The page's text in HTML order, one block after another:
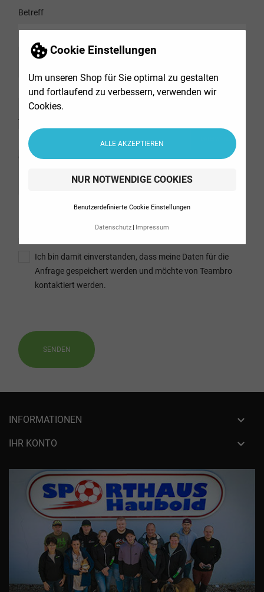
Cookie Einstellungen
Um unseren Shop für Sie optimal zu gestalten
und fortlaufend zu verbessern, verwenden wir
Cookies.
ALLE AKZEPTIEREN
NUR NOTWENDIGE COOKIES
Benutzerdefinierte Cookie Einstellungen
Datenschutz Impressum
Betreff
DATEI WÄHLEN
optional
Ich bin damit einverstanden, dass meine Daten für die
Anfrage gespeichert werden und möchte von Teambro
kontaktiert werden.
INFORMATIONEN 
IHR KONTO 